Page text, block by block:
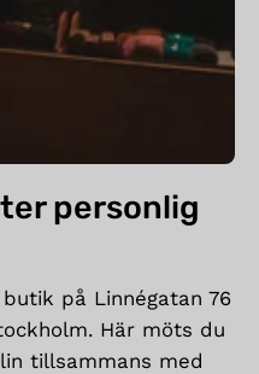
personlig
på Linnégatan 76
Här möts du
tillsammans med